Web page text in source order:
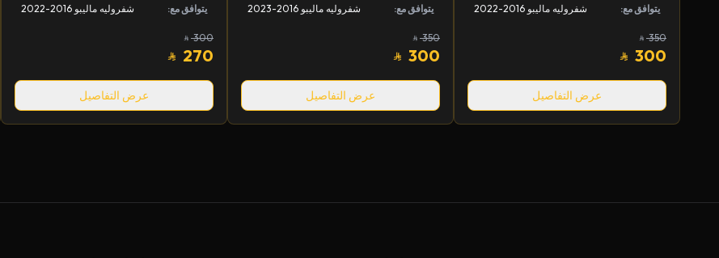
يتوافق مع: شفروليه ماليبو 2016-2022
350
300
عرض التفاصيل
يتوافق مع: شفروليه ماليبو 2016-2023
350
300
عرض التفاصيل
يتوافق مع: شفروليه ماليبو 2016-2022
300
270
عرض التفاصيل